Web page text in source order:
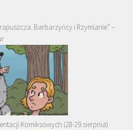
Barbarzyńcy i Rzymianie” –
Komiksowych (28-29 sierpnia)